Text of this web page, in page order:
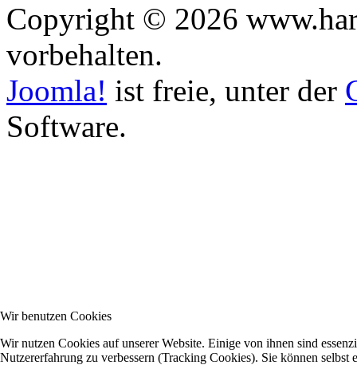
Copyright © 2026
vorbehalten.
Joomla! ist freie, unter der
Software.
Wir benutzen Cookies
Wir nutzen Cookies auf unserer Website. Einige von ihnen sind
Nutzererfahrung zu verbessern (Tracking Cookies). Sie können selbst